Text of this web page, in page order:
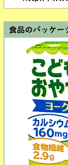
食品のパッケ